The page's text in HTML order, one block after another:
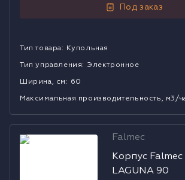
Под заказ
Тип товара: Купольная
Тип управления: Электронное
Ширина, см : 60
Mаксимальная производительность, м3/
Корпус Falmec
Falmec
Корпус
LAGUNA 90